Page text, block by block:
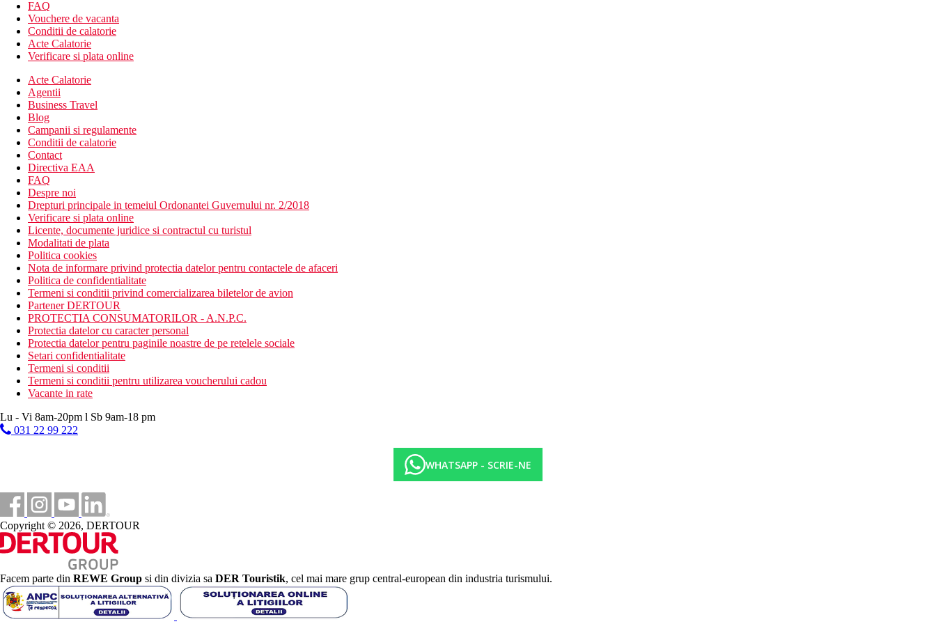
Descrierea hotelului
hol de intrare cu receptie
restaurantul principal
restaurant cu servicii (mexican, asiatic, italian, peste)
Wi-Fi gratuit in hol
bar in receptie
bar langa piscina
bar pe plaja
cafenea
minimarket
magazin cu suveniruri
discoteca
piscina (sezlonguri, umbrele si prosoape gratuite)
posibilitatea de a folosi piscina de la hotelul Tropical Princess
piscina pentru copii
loc de joaca
Descrierea plajei
nisipos
sezlonguri si umbrele gratuite
Activitati sportive gratuite
programe de animatie
programe de seara
tenis
baschet
TIR cu arcul
mini-golf
volei pe plaja
fitness
tenis de masa
cursuri de dans
aerobic
polo
gimnastica acvatica
centru SPA
golf (aproape de hotel)
scufundari
catamaran
babysitting
Mesele incluse
All Inclusive - 24 de ore:
include micul dejun, pranzul si cina sub forma de bufet bogat
gustari usoare in timpul zilei
FAQ
Vouchere de vacanta
Conditii de calatorie
Acte Calatorie
Verificare si plata online
Acte Calatorie
Agentii
Business Travel
Blog
Campanii si regulamente
Conditii de calatorie
Contact
Directiva EAA
FAQ
Despre noi
Drepturi principale in temeiul Ordonantei Guvernului nr. 2/2018
Verificare si plata online
Licente, documente juridice si contractul cu turistul
Modalitati de plata
Politica cookies
Nota de informare privind protectia datelor pentru contactele de afaceri
Politica de confidentialitate
Termeni si conditii privind comercializarea biletelor de avion
Partener DERTOUR
PROTECTIA CONSUMATORILOR - A.N.P.C.
Protectia datelor cu caracter personal
Protectia datelor pentru paginile noastre de pe retelele sociale
Setari confidentialitate
Termeni si conditii
Termeni si conditii pentru utilizarea voucherului cadou
Vacante in rate
Lu - Vi 8am-20pm l Sb 9am-18 pm
031 22 99 222
WHATSAPP - SCRIE-NE
Copyright © 2026, DERTOUR
Facem parte din REWE Group si din divizia sa DER Touristik, cel mai mare grup central-european din industria turismului.